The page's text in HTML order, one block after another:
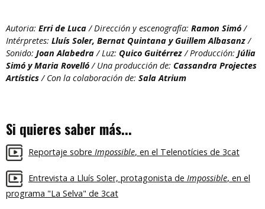
Autoria: Erri de Luca/ Dirección y escenografía: Ramon Simó/
Intérpretes: Lluís Soler, Bernat Quintana y Guillem Albasanz/
Sonido: Joan Alabedra/ Luz: Quico Guitérrez/ Producción: Júlia
Simó y Maria Rovelló/ Una producción de: Cassandra Projectes
Artístics/ Con la colaboración de: Sala Atrium
Si quieres saber más...
Reportaje sobre Impossible, en el Telenotícies de 3cat
Entrevista a Lluís Soler, protagonista de Impossible, en el
programa "La Selva" de 3cat